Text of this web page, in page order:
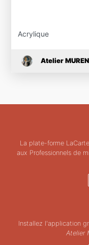
Acrylique
Atelier MUREN
La plate-forme
aux Professionnels de
Installez l'application
Atelier